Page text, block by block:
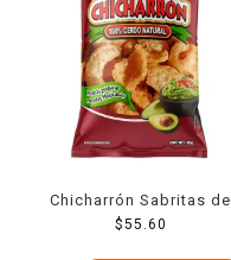
Chicharrón Sabritas de
cerdo 105 g
$55.60